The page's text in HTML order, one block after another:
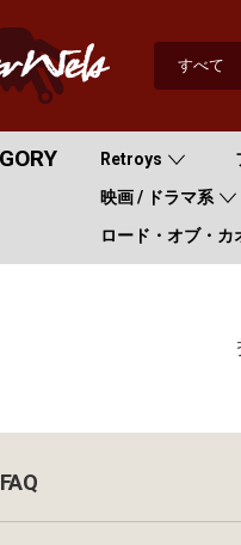
Retroys
映画 / ドラマ系
ロード・オブ・カ